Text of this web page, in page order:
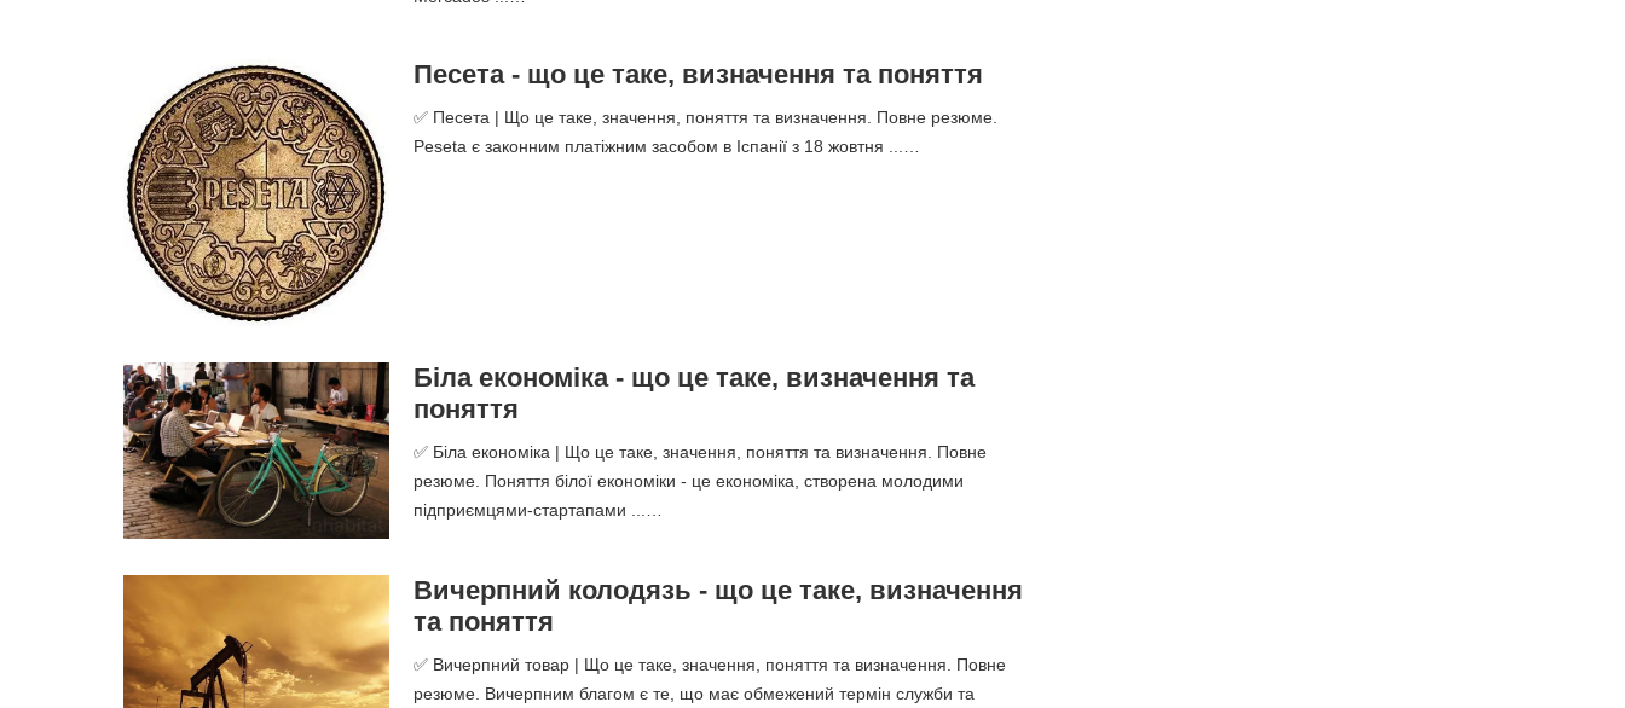
Песета - що це таке, визначення та поняття
✅ Песета | Що це таке, значення, поняття та визначення. Повне резюме.
Peseta є законним платіжним засобом в Іспанії з 18 жовтня ...…
Біла економіка - що це таке, визначення та
поняття
✅ Біла економіка | Що це таке, значення, поняття та визначення. Повне
резюме. Поняття білої економіки - це економіка, створена молодими
підприємцями-стартапами ...…
Вичерпний колодязь - що це таке, визначення
та поняття
✅ Вичерпний товар | Що це таке, значення, поняття та визначення. Повне
резюме. Вичерпним благом є те, що має обмежений термін служби та